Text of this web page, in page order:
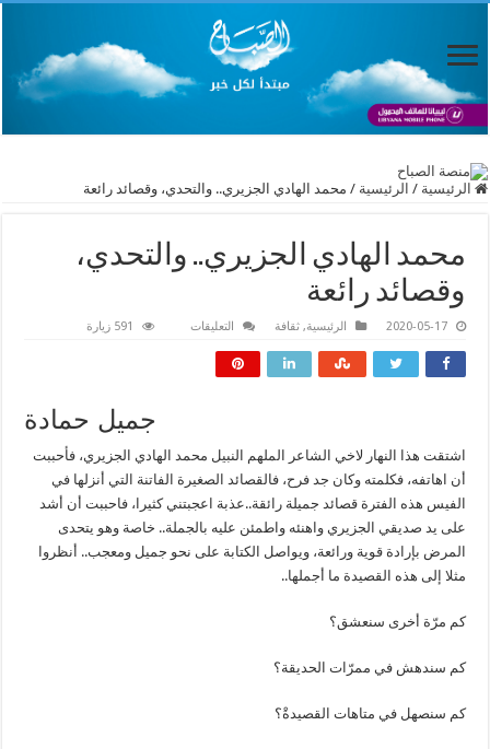
الرئيسية / الرئيسية / محمد الهادي الجزيري.. والتحدي، وقصائد رائعة
محمد الهادي الجزيري.. والتحدي،
وقصائد رائعة
2020-05-17 الرئيسية,ثقافة التعليقات 591 زيارة
جميل حمادة
اشتقت هذا النهار لاخي الشاعر الملهم النبيل محمد الهادي الجزيري، فأحببت
أن اهاتفه، فكلمته وكان جد فرح، فالقصائد الصغيرة الفاتنة التي أنزلها في
الفيس هذه الفترة قصائد جميلة رائقة..عذبة اعجبتني كثيرا، فاحببت أن أشد
على يد صديقي الجزيري واهنئه واطمئن عليه بالجملة.. خاصة وهو يتحدى
المرض بإرادة قوية ورائعة، ويواصل الكتابة على نحو جميل ومعجب.. أنظروا
مثلا إلى هذه القصيدة ما أجملها..
كم مرّة أخرى سنعشق؟
كم سندهش في ممرّات الحديقة؟
كم سنصهل في متاهات القصيدةْ؟